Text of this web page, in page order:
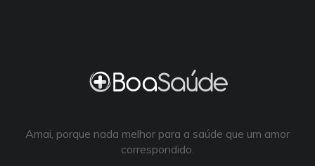
Amai, porque nada melhor para a saúde que um amor
correspondido.